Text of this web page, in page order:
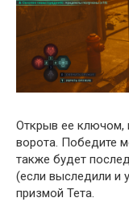
Открыв ее ключом,
ворота. Победите
также будет
(если выследили и
призмой Тета.